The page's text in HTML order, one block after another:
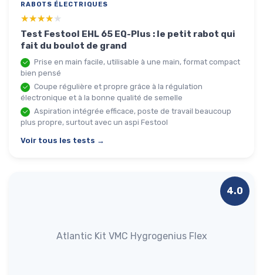
RABOTS ÉLECTRIQUES
★★★★★
★★★★★
Test Festool EHL 65 EQ-Plus : le petit rabot qui
fait du boulot de grand
Prise en main facile, utilisable à une main, format compact
bien pensé
Coupe régulière et propre grâce à la régulation
électronique et à la bonne qualité de semelle
Aspiration intégrée efficace, poste de travail beaucoup
plus propre, surtout avec un aspi Festool
Voir tous les tests →
Atlantic Kit VMC Hygrogenius Flex
4.0